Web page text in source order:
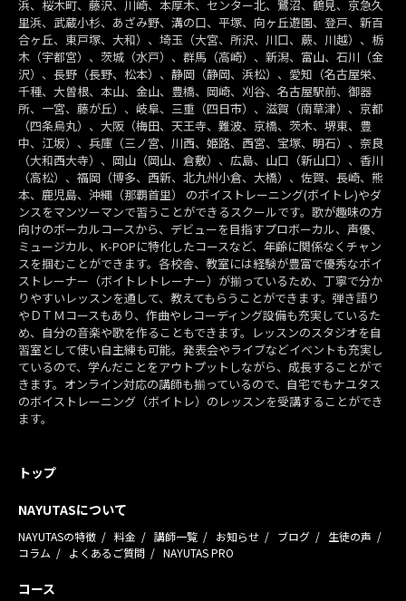
浜、桜木町、藤沢、川崎、本厚木、センター北、鷺沼、鶴見、京急久
里浜、武蔵小杉、あざみ野、溝の口、平塚、向ヶ丘遊園、登戸、新百
合ヶ丘、東戸塚、大和）、埼玉（大宮、所沢、川口、蕨、川越）、栃
木（宇都宮）、茨城（水戸）、群馬（高崎）、新潟、富山、石川（金
沢）、長野（長野、松本）、静岡（静岡、浜松）、愛知（名古屋栄、
千種、大曽根、本山、金山、豊橋、岡崎、刈谷、名古屋駅前、御器
所、一宮、藤が丘）、岐阜、三重（四日市）、滋賀（南草津）、京都
（四条烏丸）、大阪（梅田、天王寺、難波、京橋、茨木、堺東、豊
中、江坂）、兵庫（三ノ宮、川西、姫路、西宮、宝塚、明石）、奈良
（大和西大寺）、岡山（岡山、倉敷）、広島、山口（新山口）、香川
（高松）、福岡（博多、西新、北九州小倉、大橋）、佐賀、長崎、熊
本、鹿児島、沖縄（那覇首里） のボイストレーニング(ボイトレ)やダ
ンスをマンツーマンで習うことができるスクールです。歌が趣味の方
向けのボーカルコースから、デビューを目指すプロボーカル、声優、
ミュージカル、K-POPに特化したコースなど、年齢に関係なくチャン
スを掴むことができます。各校舎、教室には経験が豊富で優秀なボイ
ストレーナー（ボイトレトレーナー）が揃っているため、丁寧で分か
りやすいレッスンを通して、教えてもらうことができます。弾き語り
やＤＴＭコースもあり、作曲やレコーディング設備も充実しているた
め、自分の音楽や歌を作ることもできます。レッスンのスタジオを自
習室として使い自主練も可能。発表会やライブなどイベントも充実し
ているので、学んだことをアウトプットしながら、成長することがで
きます。オンライン対応の講師も揃っているので、自宅でもナユタス
のボイストレーニング（ボイトレ）のレッスンを受講することができ
ます。
トップ
NAYUTASについて
NAYUTASの特徴 料金 講師一覧 お知らせ ブログ
生徒の声
コラム
よくあるご質問 NAYUTAS PRO
コース